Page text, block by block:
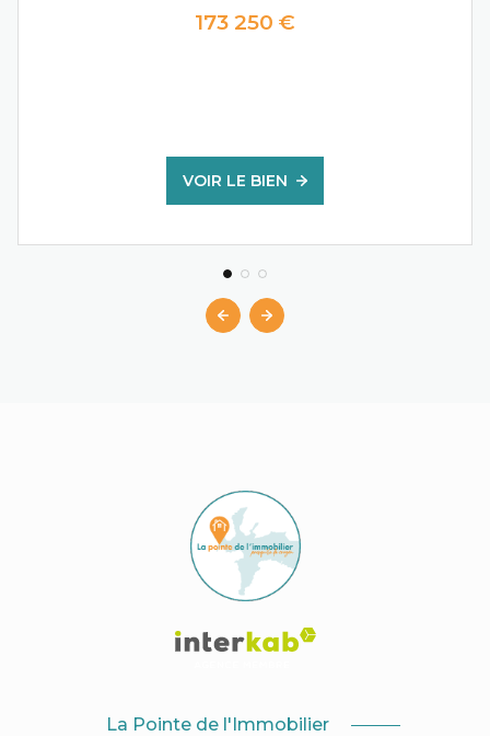
173 250 €
VOIR LE BIEN
La Pointe de l'Immobilier